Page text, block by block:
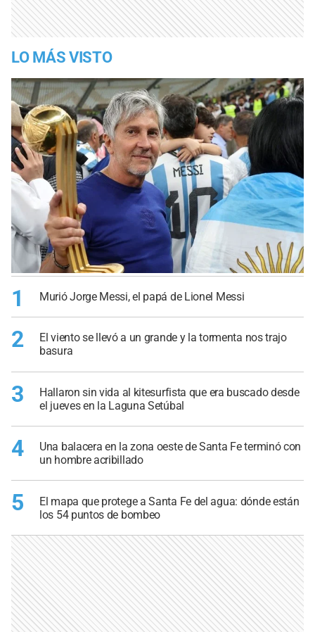
LO MÁS VISTO
1 Murió Jorge Messi, el papá de Lionel Messi
2
El viento se llevó a un grande y la tormenta nos trajo
basura
3
Hallaron sin vida al kitesurfista que era buscado desde
el jueves en la Laguna Setúbal
4
Una balacera en la zona oeste de Santa Fe terminó con
un hombre acribillado
5
El mapa que protege a Santa Fe del agua: dónde están
los 54 puntos de bombeo